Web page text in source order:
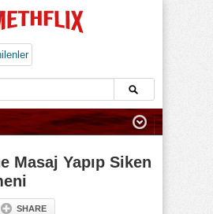
Masaj Yapıp Siken
SHARE